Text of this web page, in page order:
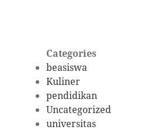
Categories
beasiswa
Kuliner
pendidikan
Uncategorized
universitas